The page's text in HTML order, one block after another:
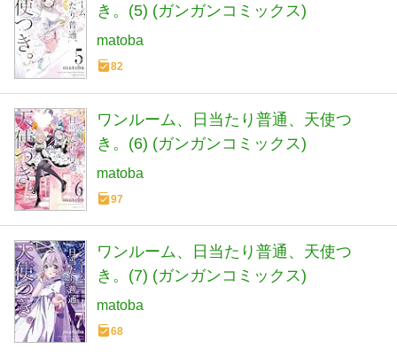
き。(5) (ガンガンコミックス)
matoba
82
ワンルーム、日当たり普通、天使つ
き。(6) (ガンガンコミックス)
matoba
97
ワンルーム、日当たり普通、天使つ
き。(7) (ガンガンコミックス)
matoba
68